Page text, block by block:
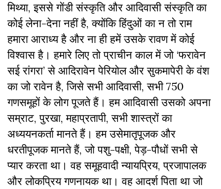
मिथ्या, इससे गोंडी संस्कृति और आदिवासी संस्कृति का
कोई लेना-देना नहीं है, क्योंकि हिंदुओं का न तो राम
हमारा आराध्य है और ना ही हमें उसके रावण में कोई
विश्वास है। हमारे लिए तो प्राचीन काल में जो ‘फरावेन
सई रांगरा’ से आदिरावेन पेरियोल और सुकमापेरी के वंश
का जो रावेन है, जिसे सभी आदिवासी, सभी 750
गणसमूहों के लोग पूजते हैं। हम आदिवासी उसको अपना
सम्राट, पुरखा, महाप्रतापी, सभी शास्त्रों का
अध्ययनकर्ता मानते हैं। हम उसेमातृपूजक और
धरतीपूजक मानते हैं, जो पशु-पक्षी, पेड़-पौधों सभी से
प्यार करता था। वह समूहवादी न्यायप्रिय, प्रजापालक
और लोकप्रिय गणनायक था। वह आदर्श पिता था जो